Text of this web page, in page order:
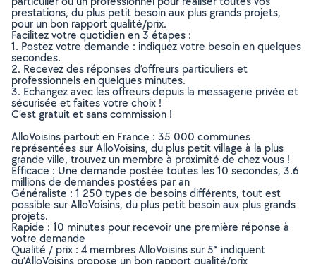
prestations, du plus petit besoin aux plus grands projets,
pour un bon rapport qualité/prix.
Facilitez votre quotidien en 3 étapes :
1. Postez votre demande : indiquez votre besoin en quelques
secondes.
2. Recevez des réponses d’offreurs particuliers et
professionnels en quelques minutes.
3. Echangez avec les offreurs depuis la messagerie privée et
sécurisée et faites votre choix !
C’est gratuit et sans commission !
AlloVoisins partout en France : 35 000 communes
représentées sur AlloVoisins, du plus petit village à la plus
grande ville, trouvez un membre à proximité de chez vous !
Efficace : Une demande postée toutes les 10 secondes, 3.6
millions de demandes postées par an
Généraliste : 1 250 types de besoins différents, tout est
possible sur AlloVoisins, du plus petit besoin aux plus grands
projets.
Rapide : 10 minutes pour recevoir une première réponse à
votre demande
Qualité / prix : 4 membres AlloVoisins sur 5* indiquent
qu’AlloVoisins propose un bon rapport qualité/prix